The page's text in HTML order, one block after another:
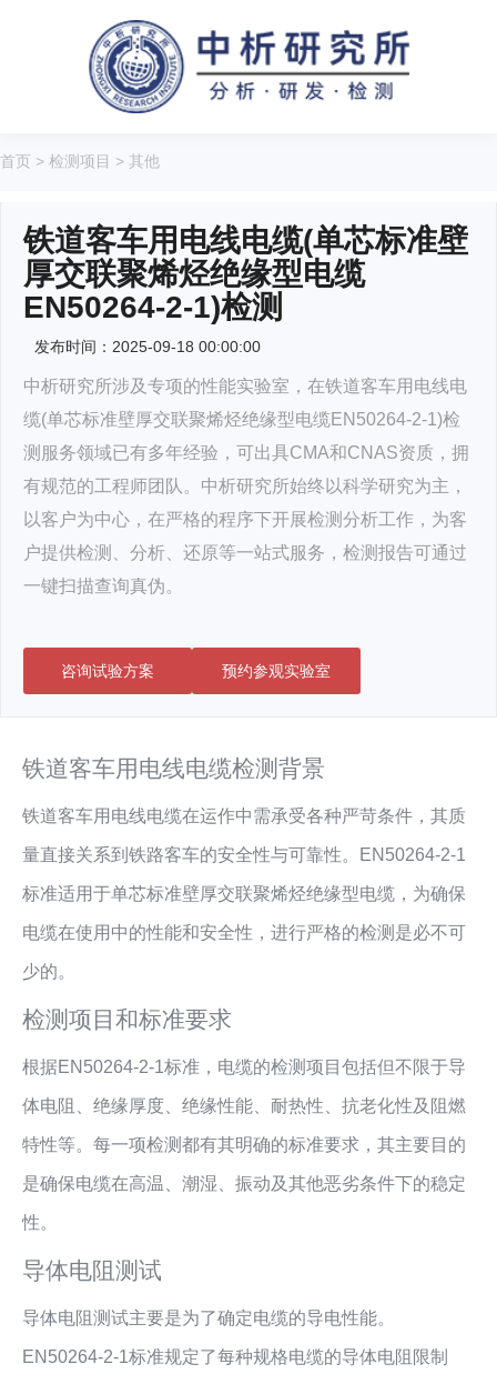
首页 > 检测项目 > 其他
铁道客车用电线电缆(单芯标准壁
厚交联聚烯烃绝缘型电缆
EN50264-2-1)检测
发布时间：2025-09-18 00:00:00
中析研究所涉及专项的性能实验室，在铁道客车用电线电
缆(单芯标准壁厚交联聚烯烃绝缘型电缆EN50264-2-1)检
测服务领域已有多年经验，可出具CMA和CNAS资质，拥
有规范的工程师团队。中析研究所始终以科学研究为主，
以客户为中心，在严格的程序下开展检测分析工作，为客
户提供检测、分析、还原等一站式服务，检测报告可通过
一键扫描查询真伪。
咨询试验方案 预约参观实验室
铁道客车用电线电缆检测背景
铁道客车用电线电缆在运作中需承受各种严苛条件，其质
量直接关系到铁路客车的安全性与可靠性。EN50264-2-1
标准适用于单芯标准壁厚交联聚烯烃绝缘型电缆，为确保
电缆在使用中的性能和安全性，进行严格的检测是必不可
少的。
检测项目和标准要求
根据EN50264-2-1标准，电缆的检测项目包括但不限于导
体电阻、绝缘厚度、绝缘性能、耐热性、抗老化性及阻燃
特性等。每一项检测都有其明确的标准要求，其主要目的
是确保电缆在高温、潮湿、振动及其他恶劣条件下的稳定
性。
导体电阻测试
导体电阻测试主要是为了确定电缆的导电性能。
EN50264-2-1标准规定了每种规格电缆的导体电阻限制